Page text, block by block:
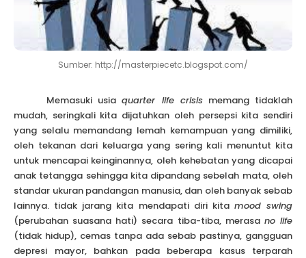
Sumber: http://masterpiecetc.blogspot.com/
Memasuki usiaquarter life crisismemang tidaklah
mudah, seringkali kita dijatuhkan oleh persepsi kita sendiri
yang selalu memandang lemah kemampuan yang dimiliki,
oleh tekanan dari keluarga yang sering kali menuntut kita
untuk mencapai keinginannya, oleh kehebatan yang dicapai
anak tetangga sehingga kita dipandang sebelah mata, oleh
standar ukuran pandangan manusia, dan oleh banyak sebab
lainnya. tidak jarang kita mendapati diri kita mood swing
(perubahan suasana hati) secara tiba-tiba, merasa no life
(tidak hidup), cemas tanpa ada sebab pastinya, gangguan
depresi mayor, bahkan pada beberapa kasus terparah